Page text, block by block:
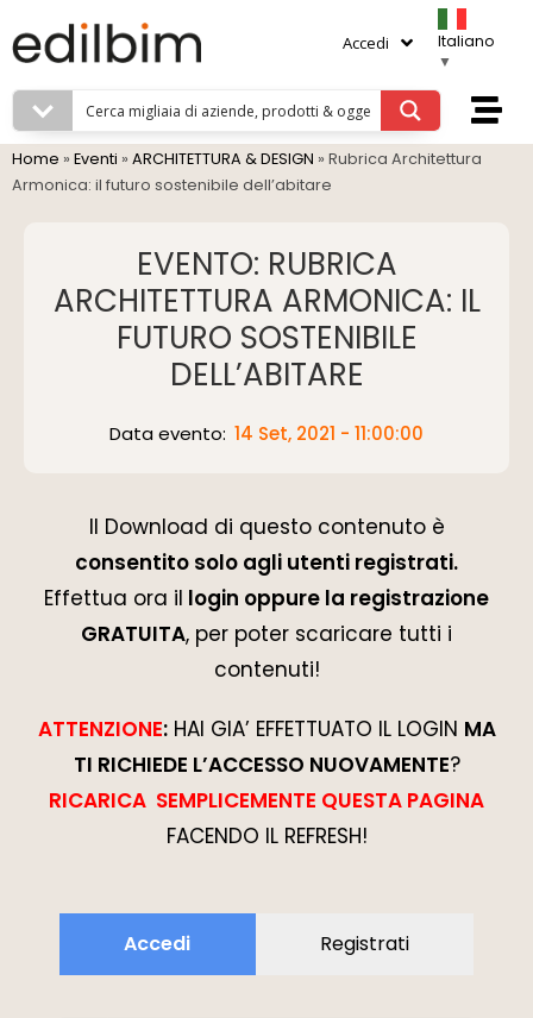
Accedi
Italiano
▼
Home » Eventi » ARCHITETTURA & DESIGN » Rubrica Architettura
Armonica: il futuro sostenibile dell’abitare
EVENTO: RUBRICA
ARCHITETTURA ARMONICA: IL
FUTURO SOSTENIBILE
DELL’ABITARE
Data evento: 14 Set, 2021 - 11:00:00
Il Download di questo contenuto è
consentito solo agli utenti registrati.
Effettua ora il login oppure la registrazione
GRATUITA, per poter scaricare tutti i
contenuti!
ATTENZIONE:HAI GIA’ EFFETTUATO IL LOGIN MA
TI RICHIEDE L’ACCESSO NUOVAMENTE?
RICARICA SEMPLICEMENTE QUESTA PAGINA
FACENDO IL REFRESH!
Accedi Registrati